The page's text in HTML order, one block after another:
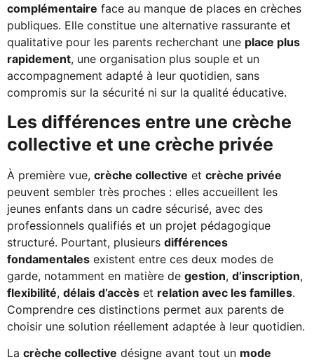
complémentaire face au manque de places en crèches
publiques. Elle constitue une alternative rassurante et
qualitative pour les parents recherchant une place plus
rapidement, une organisation plus souple et un
accompagnement adapté à leur quotidien, sans
compromis sur la sécurité ni sur la qualité éducative.
Les différences entre une crèche
collective et une crèche privée
À première vue, crèche collective et crèche privée
peuvent sembler très proches : elles accueillent les
jeunes enfants dans un cadre sécurisé, avec des
professionnels qualifiés et un projet pédagogique
structuré. Pourtant, plusieurs différences
fondamentales existent entre ces deux modes de
garde, notamment en matière de gestion, d’inscription,
flexibilité, délais d’accès et relation avec les familles.
Comprendre ces distinctions permet aux parents de
choisir une solution réellement adaptée à leur quotidien.
La crèche collective désigne avant tout un mode